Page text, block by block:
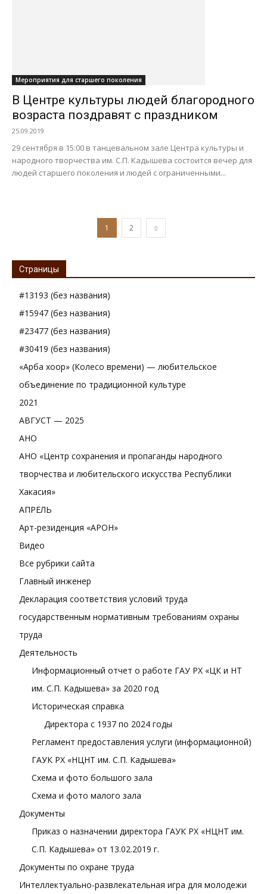
Мероприятия для старшего поколения
В Центре культуры людей благородного
возраста поздравят с праздником
25.09.2019
29 сентября в 15:00 в танцевальном зале Центра культуры и
народного творчества им. С.П. Кадышева состоится вечер для
людей старшего поколения и людей с ограниченными...
1 2
Страницы
#13193 (без названия)
#15947 (без названия)
#23477 (без названия)
#30419 (без названия)
«Арба хоор» (Колесо времени) — любительское
объединение по традиционной культуре
2021
АВГУСТ — 2025
АНО
АНО «Центр сохранения и пропаганды народного
творчества и любительского искусства Республики
Хакасия»
АПРЕЛЬ
Арт-резиденция «АРОН»
Видео
Все рубрики сайта
Главный инженер
Декларация соответствия условий труда
государственным нормативным требованиям охраны
труда
Деятельность
Информационный отчет о работе ГАУ РХ «ЦК и НТ
им. С.П. Кадышева» за 2020 год
Историческая справка
Директора с 1937 по 2024 годы
Регламент предоставления услуги (информационной)
ГАУК РХ «НЦНТ им. С.П. Кадышева»
Схема и фото большого зала
Схема и фото малого зала
Документы
Приказ о назначении директора ГАУК РХ «НЦНТ им.
С.П. Кадышева» от 13.02.2019 г.
Документы по охране труда
Интеллектуально-развлекательная игра для молодежи